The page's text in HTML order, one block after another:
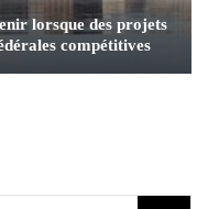
lorsque des projets
compétitives